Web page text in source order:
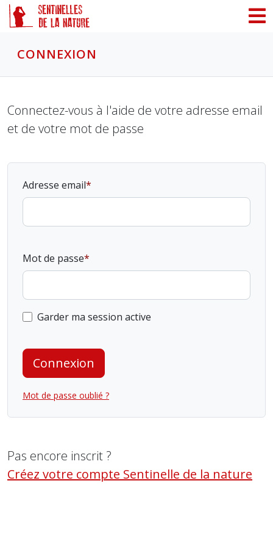
CONNEXION
Connectez-vous à l'aide de votre adresse email
et de votre mot de passe
Adresse email
Mot de passe
Garder ma session active
Connexion
Mot de passe oublié ?
Pas encore inscrit ?
Créez votre compte Sentinelle de la nature
Panneau de gestion des cookies